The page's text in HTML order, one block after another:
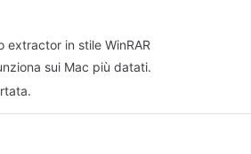
extractor in stile WinRAR
sui Mac più datati.